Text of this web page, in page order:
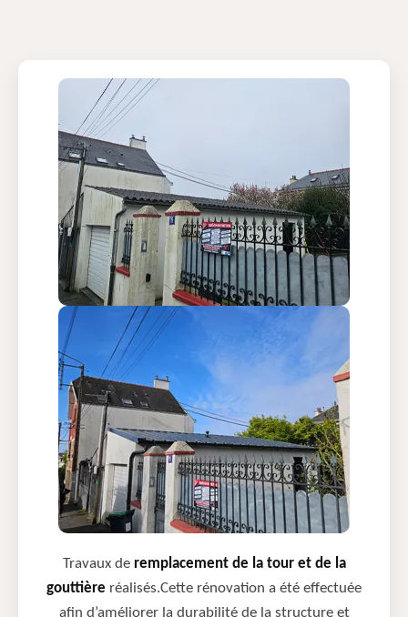
Travaux de remplacement de la tour et de la
gouttière réalisés.Cette rénovation a été effectuée
afin d’améliorer la durabilité de la structure et